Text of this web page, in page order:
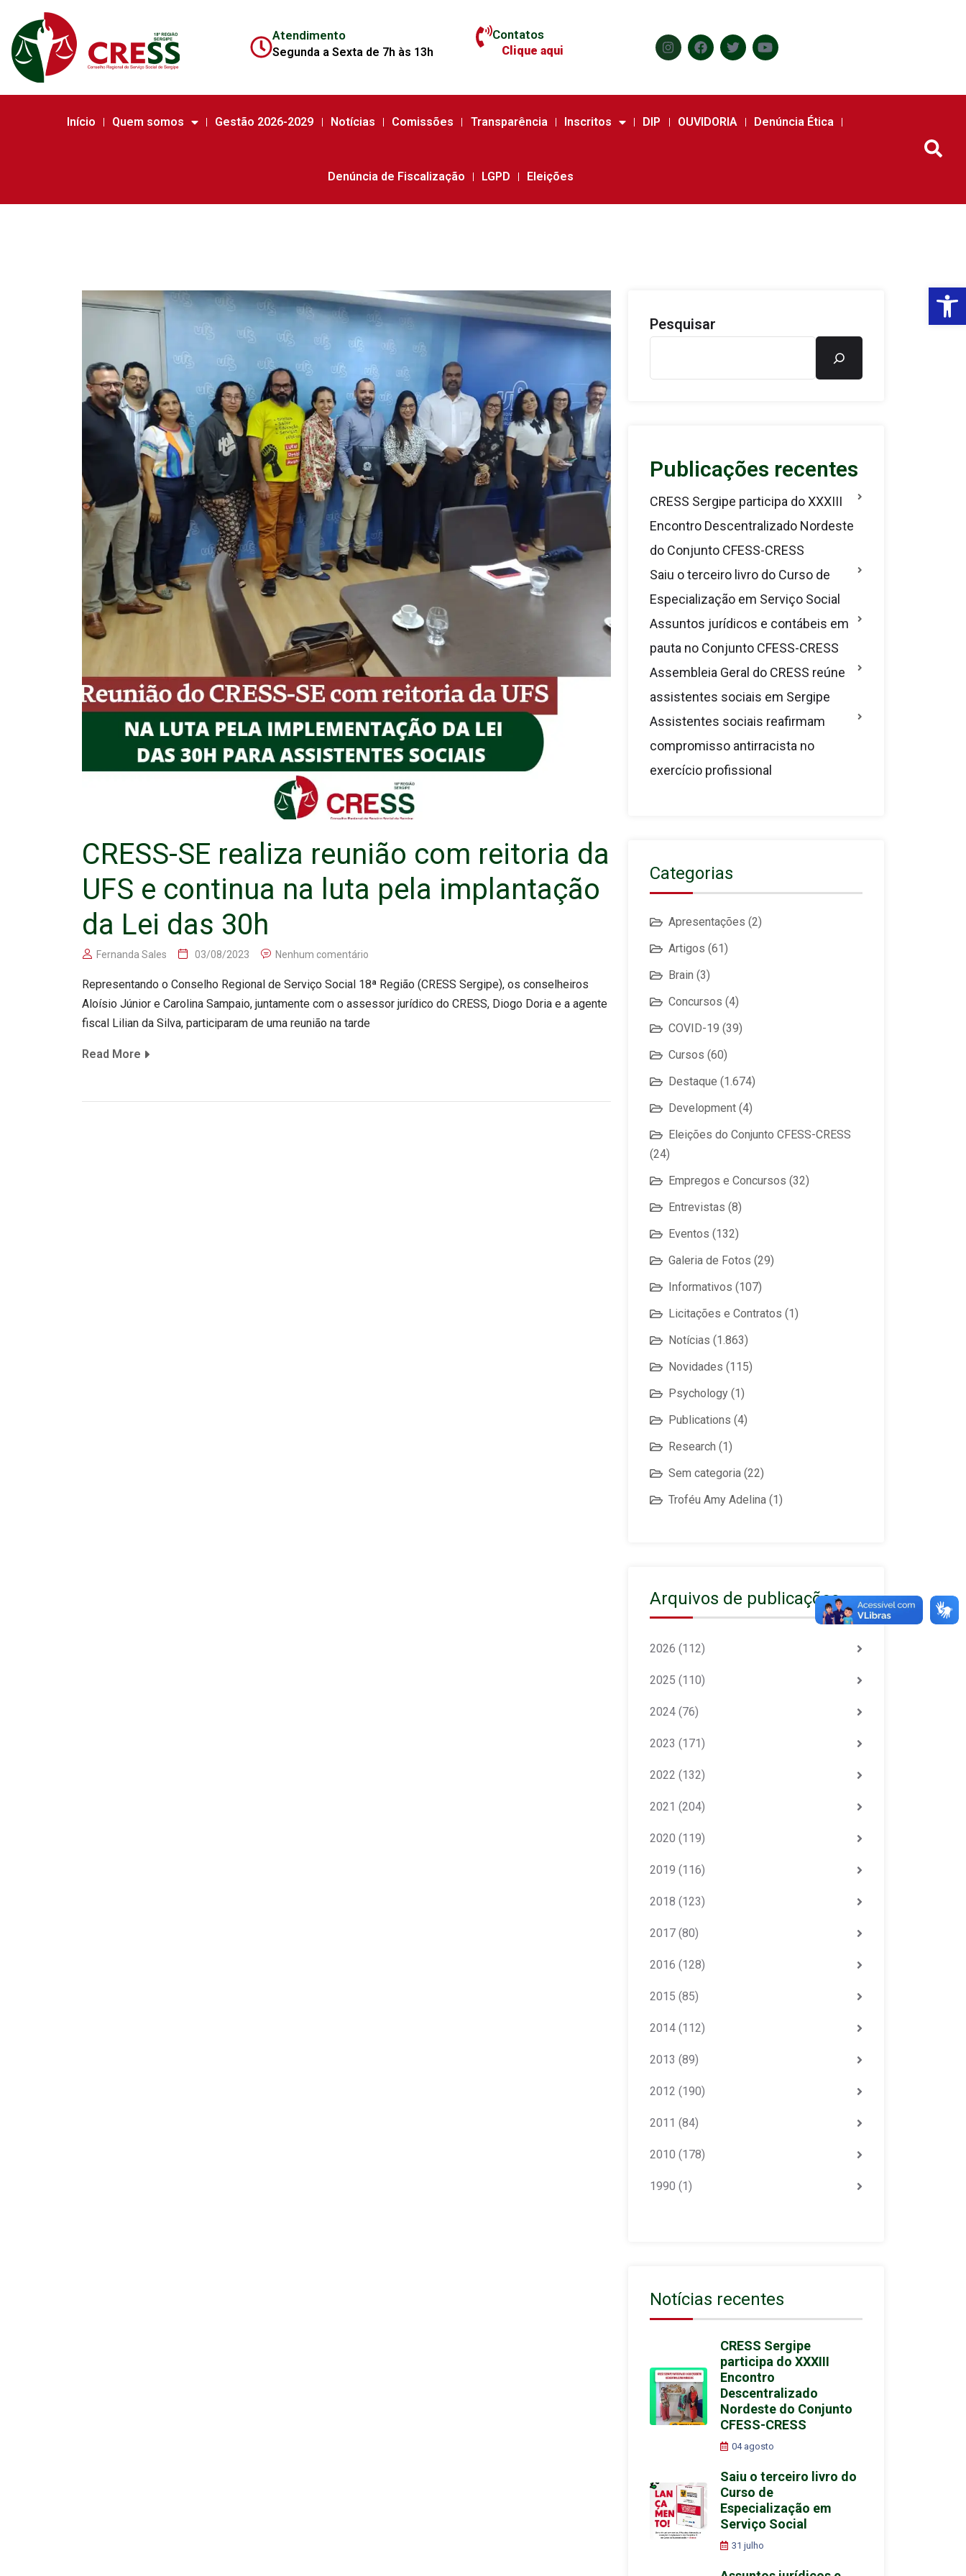
Atendimento
Segunda a Sexta de 7h às 13h
Contatos
Clique aqui
Início Quem somos Gestão 2026-2029 Notícias Comissões Transparência Inscritos DIP OUVIDORIA Denúncia Ética
Denúncia de Fiscalização LGPD Eleições
CRESS-SE realiza reunião com reitoria da
UFS e continua na luta pela implantação
da Lei das 30h
Fernanda Sales 03/08/2023 Nenhum comentário
Representando o Conselho Regional de Serviço Social 18ª Região (CRESS Sergipe), os conselheiros
Aloísio Júnior e Carolina Sampaio, juntamente com o assessor jurídico do CRESS, Diogo Doria e a agente
fiscal Lilian da Silva, participaram de uma reunião na tarde
Read More
Pesquisar
Publicações recentes
CRESS Sergipe participa do XXXIII
Encontro Descentralizado Nordeste
do Conjunto CFESS-CRESS
Saiu o terceiro livro do Curso de
Especialização em Serviço Social
Assuntos jurídicos e contábeis em
pauta no Conjunto CFESS-CRESS
Assembleia Geral do CRESS reúne
assistentes sociais em Sergipe
Assistentes sociais reafirmam
compromisso antirracista no
exercício profissional
Categorias
Apresentações (2)
Artigos (61)
Brain (3)
Concursos (4)
COVID-19 (39)
Cursos (60)
Destaque (1.674)
Development (4)
Eleições do Conjunto CFESS-CRESS
(24)
Empregos e Concursos (32)
Entrevistas (8)
Eventos (132)
Galeria de Fotos (29)
Informativos (107)
Licitações e Contratos (1)
Notícias (1.863)
Novidades (115)
Psychology (1)
Publications (4)
Research (1)
Sem categoria (22)
Troféu Amy Adelina (1)
Arquivos de publicações
2026 (112)
2025 (110)
2024 (76)
2023 (171)
2022 (132)
2021 (204)
2020 (119)
2019 (116)
2018 (123)
2017 (80)
2016 (128)
2015 (85)
2014 (112)
2013 (89)
2012 (190)
2011 (84)
2010 (178)
1990 (1)
Notícias recentes
CRESS Sergipe
participa do XXXIII
Encontro
Descentralizado
Nordeste do Conjunto
CFESS-CRESS
04 agosto
Saiu o terceiro livro do
Curso de
Especialização em
Serviço Social
31 julho